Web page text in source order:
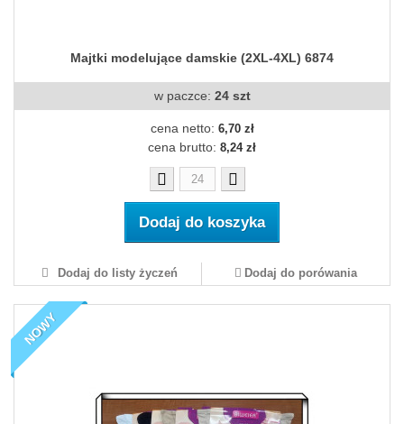
Majtki modelujące damskie (2XL-4XL) 6874
w paczce: 24 szt
cena netto: 6,70 zł
cena brutto: 8,24 zł
Dodaj do koszyka
Dodaj do listy życzeń Dodaj do porówania
NOWY